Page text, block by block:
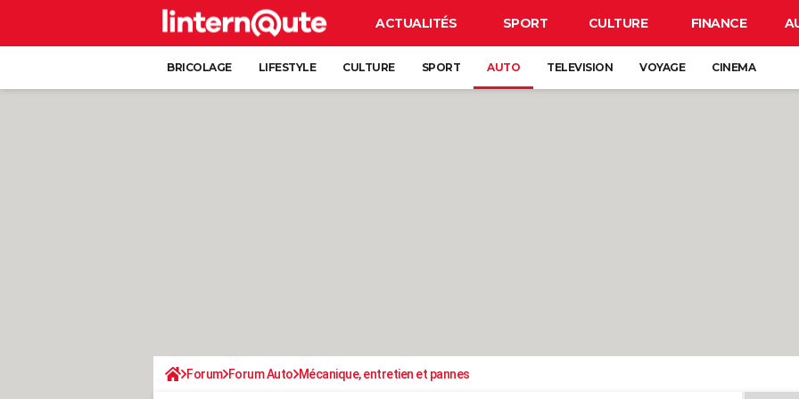
ACTUALITÉS SPORT CULTURE FINANCE
BRICOLAGE LIFESTYLE CULTURE SPORT AUTO TELEVISION VOYAGE CINEMA
Forum Forum Auto Mécanique, entretien et pannes